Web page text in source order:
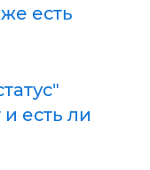
есть
есть ли